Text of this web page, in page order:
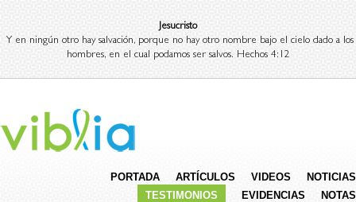
Jesucristo
Y en ningún otro hay salvación, porque no hay otro nombre bajo el cielo dado a los
hombres, en el cual podamos ser salvos. Hechos 4:12
PORTADA ARTÍCULOS VIDEOS
NOTICIAS
TESTIMONIOS
EVIDENCIAS NOTAS